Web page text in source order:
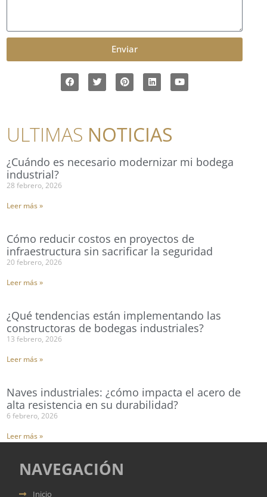
Enviar
ULTIMAS NOTICIAS
¿Cuándo es necesario modernizar mi bodega
industrial?
28 febrero, 2026
Leer más »
Cómo reducir costos en proyectos de
infraestructura sin sacrificar la seguridad
20 febrero, 2026
Leer más »
¿Qué tendencias están implementando las
constructoras de bodegas industriales?
13 febrero, 2026
Leer más »
Naves industriales: ¿cómo impacta el acero de
alta resistencia en su durabilidad?
6 febrero, 2026
Leer más »
NAVEGACIÓN
Inicio